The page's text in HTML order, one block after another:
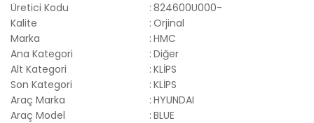
Üretici Kodu
: 824600U000-
Kalite
: Orjinal
Marka
: HMC
Ana Kategori
: Diğer
Alt Kategori
: KLİPS
Son Kategori
: KLİPS
Araç Marka
: HYUNDAI
Araç Model
: BLUE